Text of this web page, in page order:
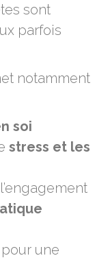
sont
parfois
notamment
soi
stress et les
une